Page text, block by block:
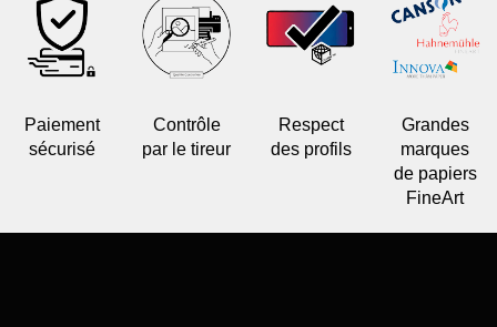
Paiement
sécurisé
Contrôle
par le tireur
Respect
des profils
Grandes
marques
de papiers
FineArt